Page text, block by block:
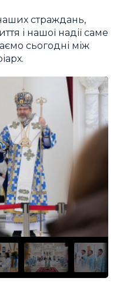
страждань,
і нашої надії саме
сьогодні між